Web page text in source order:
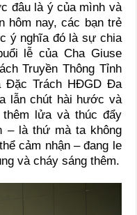
đâu là ý của mình và
hôm nay, các bạn trẻ
ý nghĩa đó là sự chia
lễ của Cha Giuse
Truyền Thông Tỉnh
Đặc Trách HĐGD Đa
lẫn chút hài hước và
lửa và thúc đẩy
– là thứ mà ta không
cảm nhận – đang le
và cháy sáng thêm.